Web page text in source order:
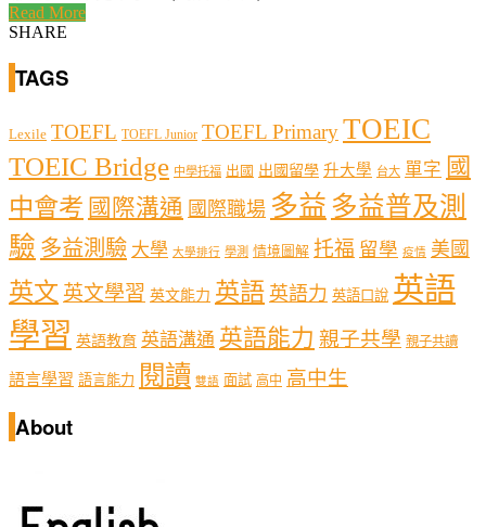
Read More
SHARE
TAGS
Lexile TOEFL TOEFL Junior TOEFL PrimaryTOEIC
TOEIC Bridge 中學托福 出國 出國留學 升大學 台大 單字 國
中會考 國際溝通 國際職場 多益 多益普及測
驗 多益測驗 大學 大學排行 學測 情境圖解 托福 留學 疫情 美國
英文 英文學習 英文能力 英語 英語力 英語口說 英語
學習 英語教育 英語溝通 英語能力 親子共學 親子共讀
語言學習 語言能力 閱讀 雙語 面試 高中 高中生
About